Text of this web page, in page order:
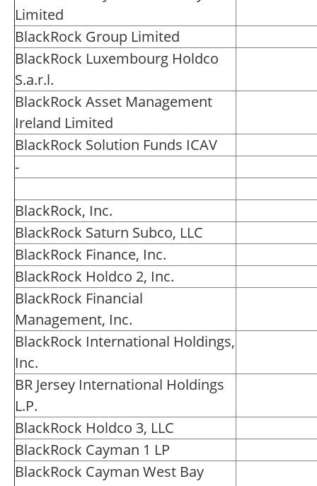
Limited
BlackRock Group Limited
BlackRock Luxembourg Holdco
S.a.r.l.
BlackRock Asset Management
Ireland Limited
BlackRock Solution Funds ICAV
-
BlackRock, Inc.
BlackRock Saturn Subco, LLC
BlackRock Finance, Inc.
BlackRock Holdco 2, Inc.
BlackRock Financial
Management, Inc.
BlackRock International Holdings,
Inc.
BR Jersey International Holdings
L.P.
BlackRock Holdco 3, LLC
BlackRock Cayman 1 LP
BlackRock Cayman West Bay